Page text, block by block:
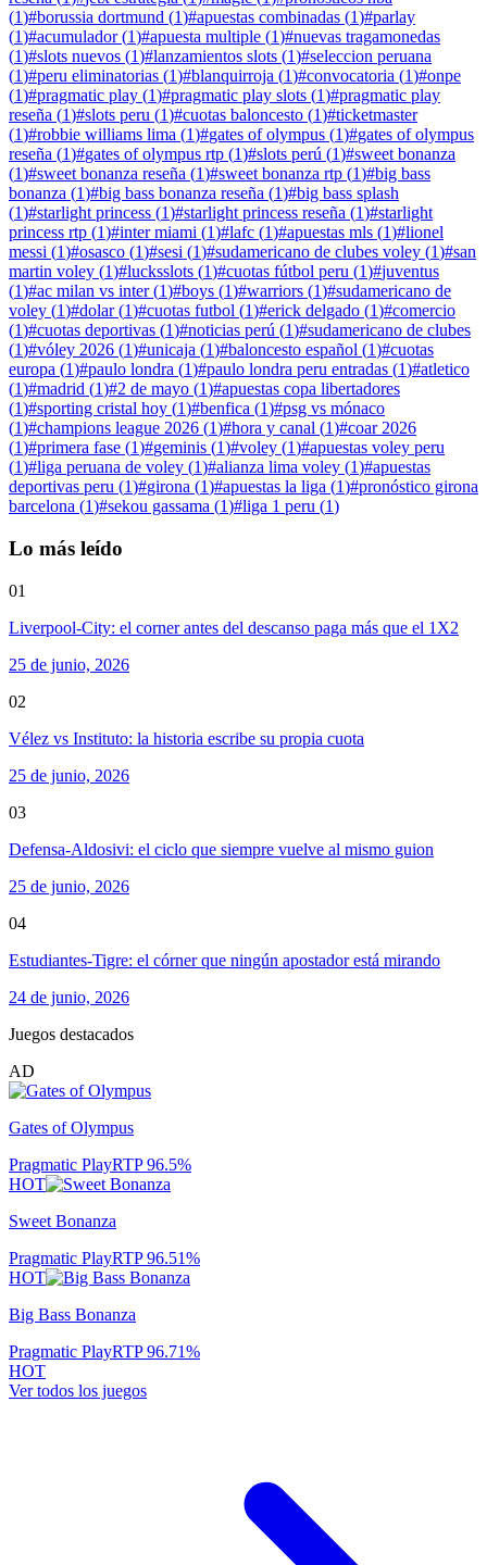
(1)#borussia dortmund (1)#apuestas combinadas (1)#parlay
(1)#acumulador(1)#apuesta multiple (1)#nuevas tragamonedas
(1)#slots nuevos (1)#lanzamientos slots (1)#seleccion peruana
(1)#peru eliminatorias (1)#blanquirroja (1)#convocatoria (1)#onpe
(1)#pragmatic play (1)#pragmatic play slots (1)#pragmatic play
reseña (1)#slots peru (1)#cuotas baloncesto (1)#ticketmaster
(1)#robbie williams lima (1)#gates of olympus (1)#gates of olympus
reseña (1)#gates of olympus rtp (1)#slots perú (1)#sweet bonanza
(1)#sweet bonanza reseña (1)#sweet bonanza rtp (1)#big bass
bonanza (1)#big bass bonanza reseña (1)#big bass splash
(1)#starlight princess (1)#starlight princess reseña (1)#starlight
princess rtp (1)#inter miami (1)#lafc (1)#apuestas mls (1)#lionel
messi (1)#osasco (1)#sesi (1)#sudamericano de clubes voley (1)#san
martin voley (1)#lucksslots (1)#cuotas fútbol peru (1)#juventus
(1)#ac milan vs inter(1)#boys (1)#warriors (1)#sudamericano de
voley (1)#dolar(1)#cuotas futbol (1)#erick delgado (1)#comercio
(1)#cuotas deportivas (1)#noticias perú (1)#sudamericano de clubes
(1)#vóley 2026 (1)#unicaja (1)#baloncesto español (1)#cuotas
europa (1)#paulo londra (1)#paulo londra peru entradas (1)#atletico
(1)#madrid (1)#2 de mayo (1)#apuestas copa libertadores
(1)#sporting cristal hoy (1)#benfica (1)#psg vs mónaco
(1)#champions league 2026 (1)#hora y canal (1)#coar 2026
(1)#primera fase (1)#geminis (1)#voley (1)#apuestas voley peru
(1)#liga peruana de voley (1)#alianza lima voley (1)#apuestas
deportivas peru (1)#girona (1)#apuestas la liga (1)#pronóstico girona
barcelona (1)#sekou gassama (1)#liga 1 peru (1)
Lo más leído
01
Liverpool-City: el corner antes del descanso paga más que el 1X2
25 de junio, 2026
02
Vélez vs Instituto: la historia escribe su propia cuota
25 de junio, 2026
03
Defensa-Aldosivi: el ciclo que siempre vuelve al mismo guion
25 de junio, 2026
04
Estudiantes-Tigre: el córner que ningún apostador está mirando
24 de junio, 2026
Juegos destacados
AD
Gates of Olympus
Pragmatic PlayRTP96.5%
HOT
Sweet Bonanza
Pragmatic PlayRTP96.51%
HOT
Big Bass Bonanza
Pragmatic PlayRTP96.71%
HOT
Ver todos los juegos